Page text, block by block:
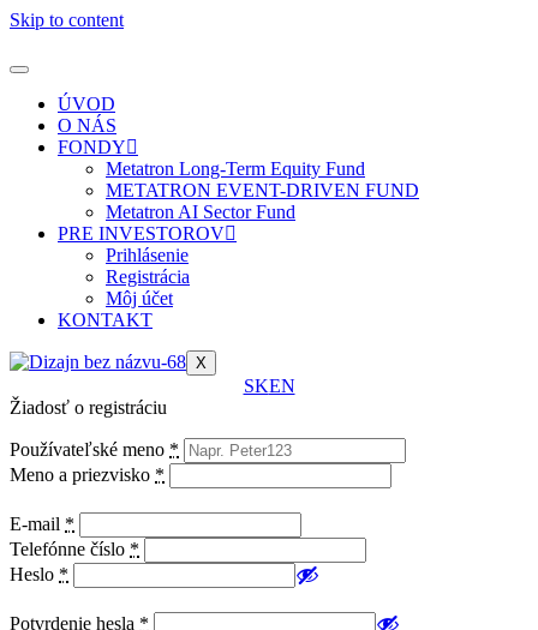
Skip to content
ÚVOD
O NÁS
FONDY
Metatron Long-Term Equity Fund
METATRON EVENT-DRIVEN FUND
Metatron AI Sector Fund
PRE INVESTOROV
Prihlásenie
Registrácia
Môj účet
KONTAKT
X
SKEN
Žiadosť o registráciu
Používateľské meno *
Meno a priezvisko *
E-mail *
Telefónne číslo *
Heslo *
Potvrdenie hesla *